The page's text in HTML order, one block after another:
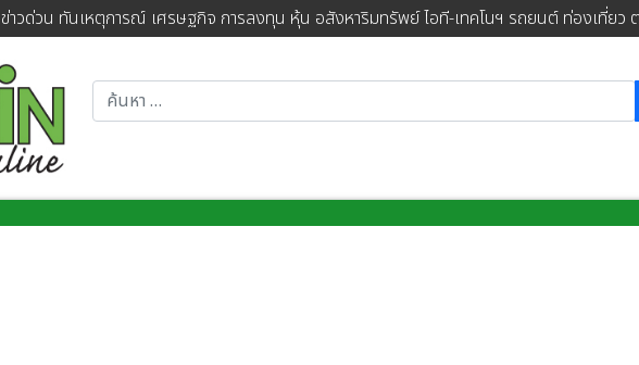
ข่าวด่วน ทันเหตุการณ์ เศรษฐกิจ การลงทุน หุ้น อสังหาริมทรัพย์ ไอที-เทคโนฯ รถยนต์ ท่องเที่ยว ต่